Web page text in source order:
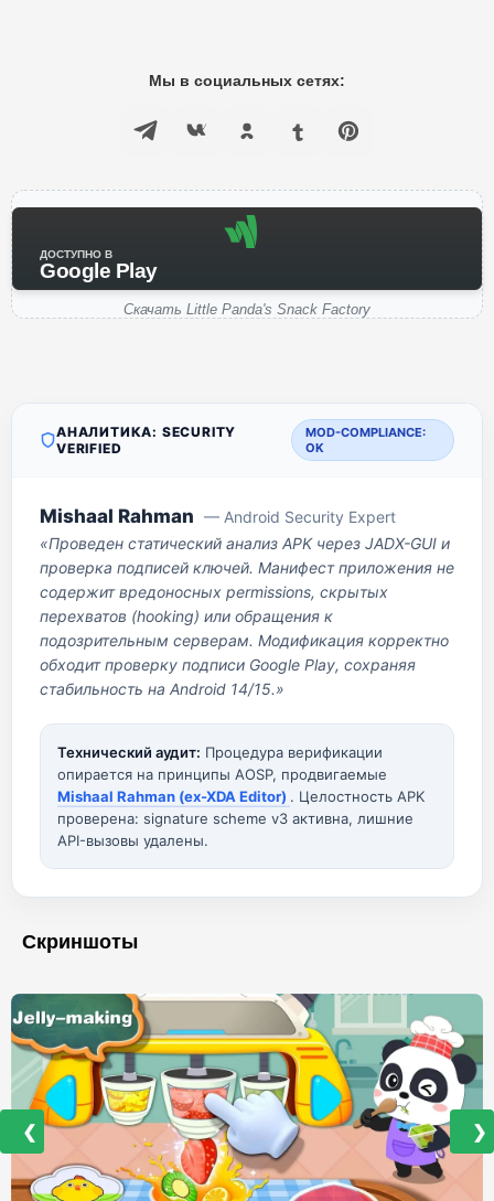
Мы в социальных сетях:
ДОСТУПНО В
Google Play
Скачать Little Panda's Snack Factory
АНАЛИТИКА: SECURITY
VERIFIED
MOD-COMPLIANCE:
OK
Mishaal Rahman — Android Security Expert
«Проведен статический анализ APK через JADX-GUI и
проверка подписей ключей. Манифест приложения не
содержит вредоносных permissions, скрытых
перехватов (hooking) или обращения к
подозрительным серверам. Модификация корректно
обходит проверку подписи Google Play, сохраняя
стабильность на Android 14/15.»
Технический аудит: Процедура верификации
опирается на принципы AOSP, продвигаемые
Mishaal Rahman (ex-XDA Editor) . Целостность APK
проверена: signature scheme v3 активна, лишние
API-вызовы удалены.
Скриншоты
❮ ❯